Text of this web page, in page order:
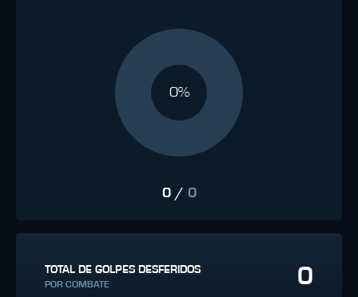
0%
0/ 0
TOTAL DE GOLPES DESFERIDOS
POR COMBATE 0